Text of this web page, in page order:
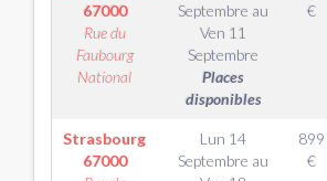
67000
Rue du
Faubourg
National
Septembre au
Ven 11
Septembre
Places
disponibles
€
Strasbourg
67000
Lun 14
Septembre au
899
€